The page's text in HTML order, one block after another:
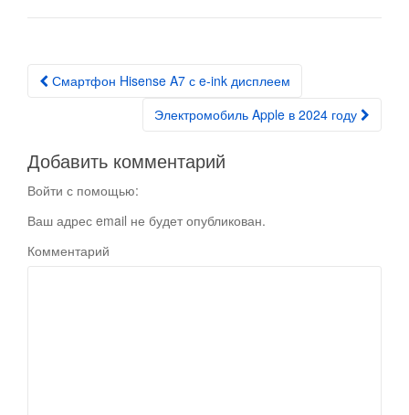
Post navigation
Смартфон Hisense A7 с e-ink дисплеем
Электромобиль Apple в 2024 году
Добавить комментарий
Войти с помощью:
Ваш адрес email не будет опубликован.
Комментарий